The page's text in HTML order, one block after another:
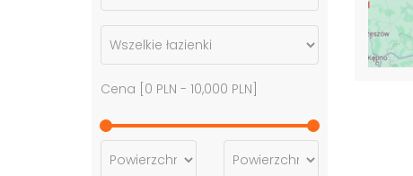
Cena [ 0 PLN - 10,000 PLN